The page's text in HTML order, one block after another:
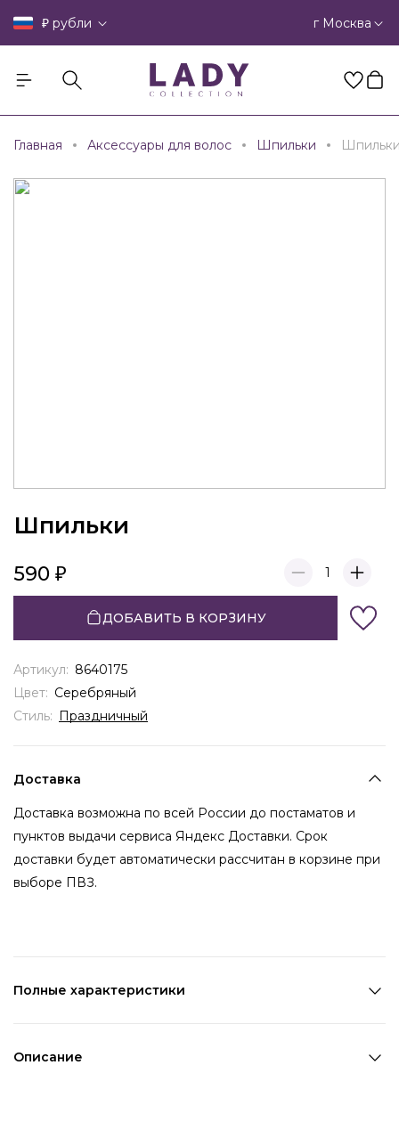
₽ рубли г Москва
Главная Аксессуары для волос Шпильки
Шпильки
590 1
ДОБАВИТЬ В КОРЗИНУ
Артикул: 8640175
Цвет: Серебряный
Стиль: Праздничный
Доставка
Доставка возможна по всей России до постаматов и
пунктов выдачи сервиса Яндекс Доставки. Срок
доставки будет автоматически рассчитан в корзине при
выборе ПВЗ.
Полные характеристики
Описание